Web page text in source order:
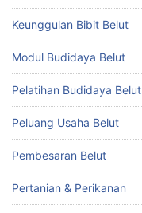
Keunggulan Bibit Belut
Modul Budidaya Belut
Pelatihan Budidaya Belut
Peluang Usaha Belut
Pembesaran Belut
Pertanian & Perikanan